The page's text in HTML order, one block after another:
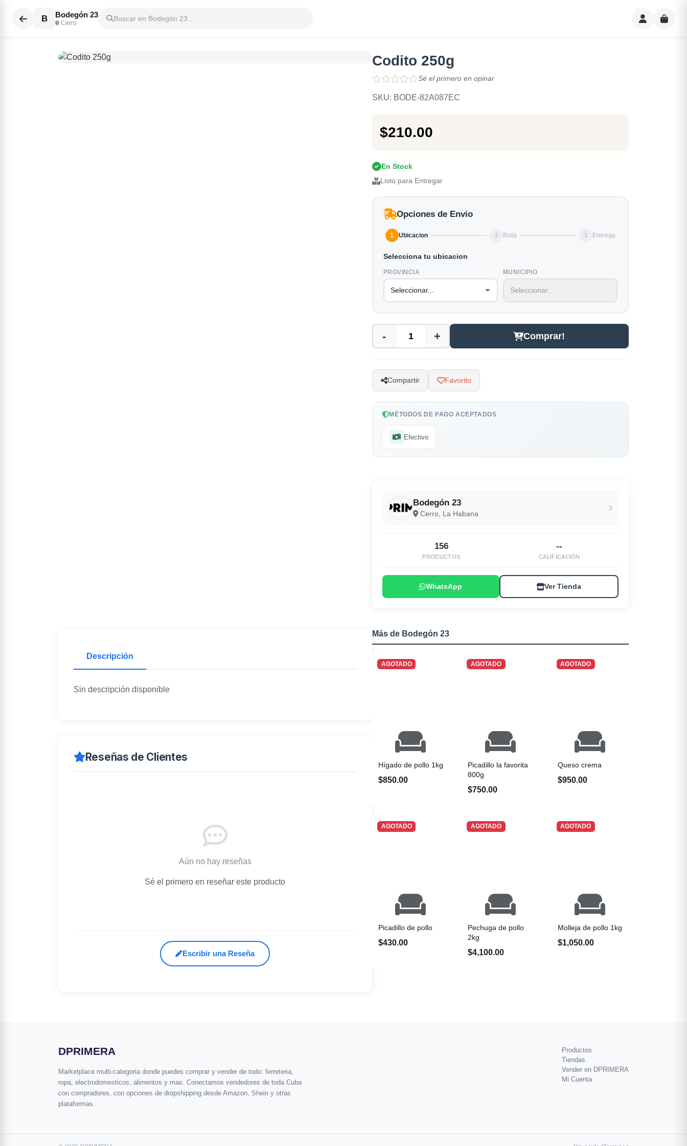
B Bodegón 23
Cerro
Buscar en Bodegón 23...
Codito 250g
Sé el primero en opinar
SKU: BODE-82A087EC
$210.00
En Stock
Listo para Entregar
Opciones de Envio
1 Ubicacion 2 Ruta 3 Entrega
Selecciona tu ubicacion
PROVINCIA MUNICIPIO
- + Comprar!
Compartir Favorito
MÉTODOS DE PAGO ACEPTADOS
Efectivo
Bodegón 23
Cerro, La Habana
156
PRODUCTOS
--
CALIFICACIÓN
WhatsApp Ver Tienda
Descripción
Sin descripción disponible
Reseñas de Clientes
Aún no hay reseñas
Sé el primero en reseñar este producto
Escribir una Reseña
Más de Bodegón 23
AGOTADO
Hígado de pollo 1kg
$850.00
AGOTADO
Picadillo la favorita
800g
$750.00
AGOTADO
Queso crema
$950.00
AGOTADO
Picadillo de pollo
$430.00
AGOTADO
Pechuga de pollo
2kg
$4,100.00
AGOTADO
Molleja de pollo 1kg
$1,050.00
DPRIMERA
Marketplace multi-categoria donde puedes comprar y vender de todo: ferreteria,
ropa, electrodomesticos, alimentos y mas. Conectamos vendedores de toda Cuba
con compradores, con opciones de dropshipping desde Amazon, Shein y otras
plataformas.
Productos
Tiendas
Vender en DPRIMERA
Mi Cuenta